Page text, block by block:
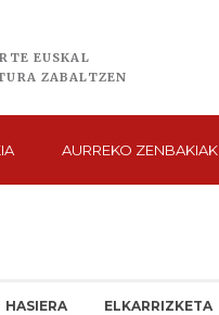
EUSKAL
ZABALTZEN
AURREKO ZENBAKIAK
HASIERA ELKARRIZKETA